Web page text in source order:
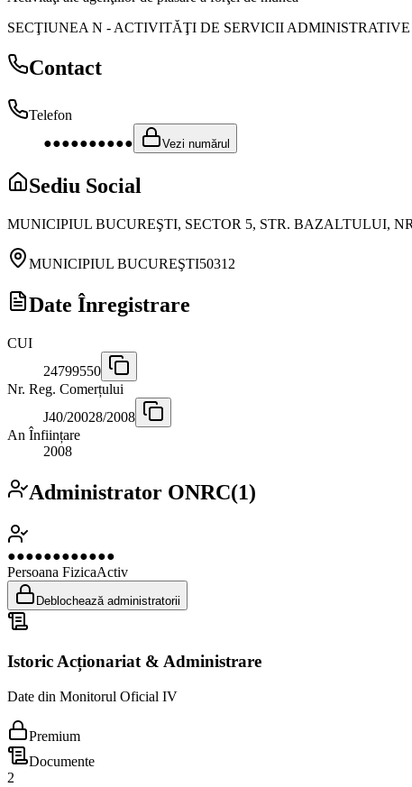
SECŢIUNEA N - ACTIVITĂŢI DE SERVICII
Contact
Telefon
●●●●●●●●●●
Vezi numărul
Sediu Social
MUNICIPIUL BUCUREŞTI, SECTOR 5, STR. BAZALTULUI,
MUNICIPIUL BUCUREŞTI50312
Date Înregistrare
CUI
24799550
Nr. Reg. Comerțului
J40/20028/2008
An Înființare
2008
Administrator ONRC(1)
●●●●●●●●●●●●
Persoana FizicaActiv
Deblochează administratorii
Istoric Acționariat & Administrare
Date din Monitorul Oficial IV
Premium
Documente
2